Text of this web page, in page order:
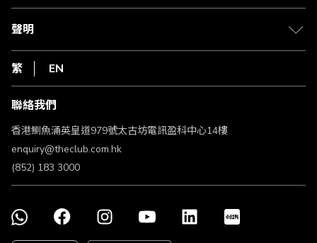
常見問題
csl.
1010
HKT
聲明
私隱聲明
使用條款
條款及細則
不歧視及不騷擾聲明
認可牌照及通告
繁 EN
聯絡我們
香港鰂魚涌英皇道979號太古坊電訊盈科中心14樓
enquiry@theclub.com.hk
(852) 183 3000